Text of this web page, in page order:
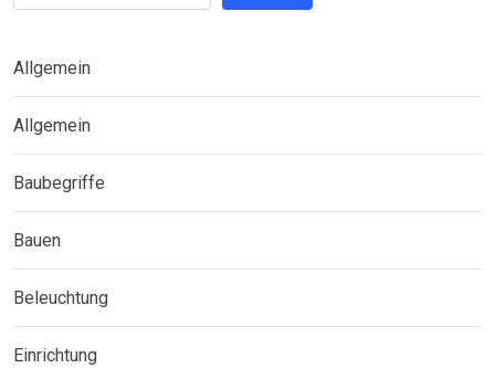
Allgemein
Allgemein
Baubegriffe
Bauen
Beleuchtung
Einrichtung